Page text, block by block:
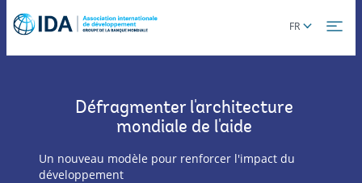
Skip
main
Global
FR
Défragmenter l'architecture
mondiale de l'aide
Un nouveau modèle pour renforcer l'impact du
développement